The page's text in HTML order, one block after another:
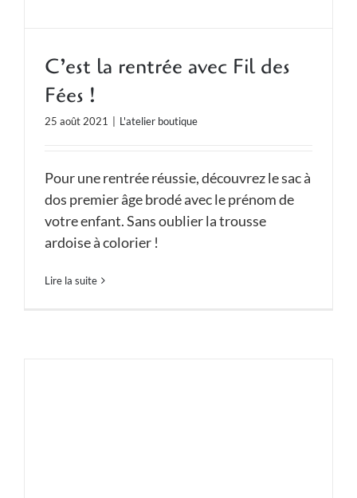
C’est la rentrée avec Fil des
Fées !
25 août 2021 L'atelier boutique
Pour une rentrée réussie, découvrez le sac à
dos premier âge brodé avec le prénom de
votre enfant. Sans oublier la trousse
ardoise à colorier !
Lire la suite